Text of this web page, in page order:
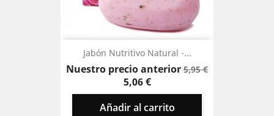
Jabón Nutritivo Natural -...
Nuestro precio anteriorPrecio
5,95 €Precio
5,06 €
Añadir al carrito